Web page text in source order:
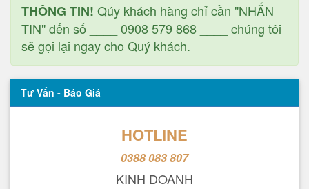
THÔNG TIN! Qúy khách hàng chỉ cần "NHẮN
TIN" đến số ____ 0908 579 868 ____ chúng tôi
sẽ gọi lại ngay cho Quý khách.
Tư Vấn - Báo Giá
HOTLINE
0388 083 807
KINH DOANH